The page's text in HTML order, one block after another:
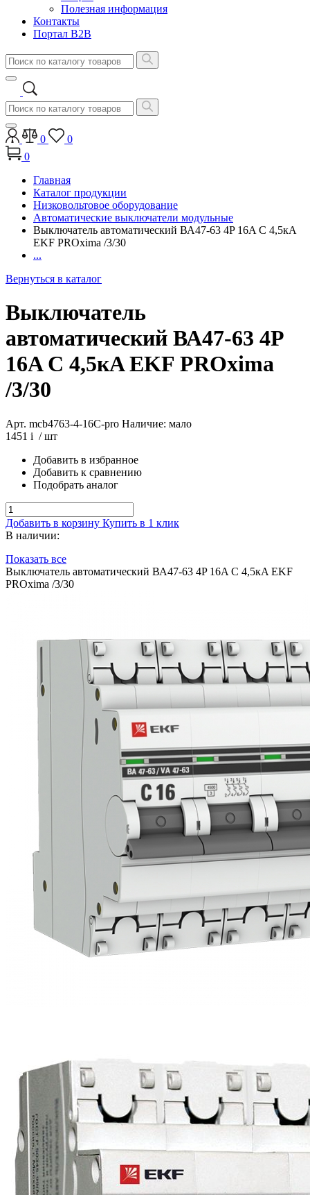
Полезная информация
Контакты
Портал B2B
0
0
0
Главная
Каталог продукции
Низковольтовое оборудование
Автоматические выключатели модульные
Выключатель автоматический ВА47-63 4P 16A C 4,5кA
EKF PROxima /3/30
...
Вернуться в каталог
Выключатель
автоматический ВА47-63 4P
16A C 4,5кA EKF PROxima
/3/30
Арт. mcb4763-4-16C-pro Наличие: мало
1451 i / шт
Добавить в избранное
Добавить к сравнению
Подобрать аналог
Добавить в корзину Купить в 1 клик
В наличии:
Показать все
Выключатель автоматический ВА47-63 4P 16A C 4,5кA EKF
PROxima /3/30